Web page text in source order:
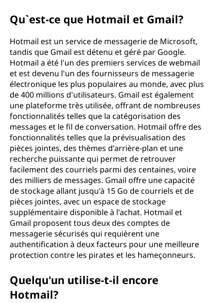
Qu`est-ce que Hotmail et Gmail?
Hotmail est un service de messagerie de Microsoft,
tandis que Gmail est détenu et géré par Google.
Hotmail a été l'un des premiers services de webmail
et est devenu l'un des fournisseurs de messagerie
électronique les plus populaires au monde, avec plus
de 400 millions d'utilisateurs. Gmail est également
une plateforme très utilisée, offrant de nombreuses
fonctionnalités telles que la catégorisation des
messages et le fil de conversation. Hotmail offre des
fonctionnalités telles que la prévisualisation des
pièces jointes, des thèmes d'arrière-plan et une
recherche puissante qui permet de retrouver
facilement des courriels parmi des centaines, voire
des milliers de messages. Gmail offre une capacité
de stockage allant jusqu'à 15 Go de courriels et de
pièces jointes, avec un espace de stockage
supplémentaire disponible à l'achat. Hotmail et
Gmail proposent tous deux des comptes de
messagerie sécurisés qui requièrent une
authentification à deux facteurs pour une meilleure
protection contre les pirates et les hameçonneurs.
Quelqu'un utilise-t-il encore
Hotmail?